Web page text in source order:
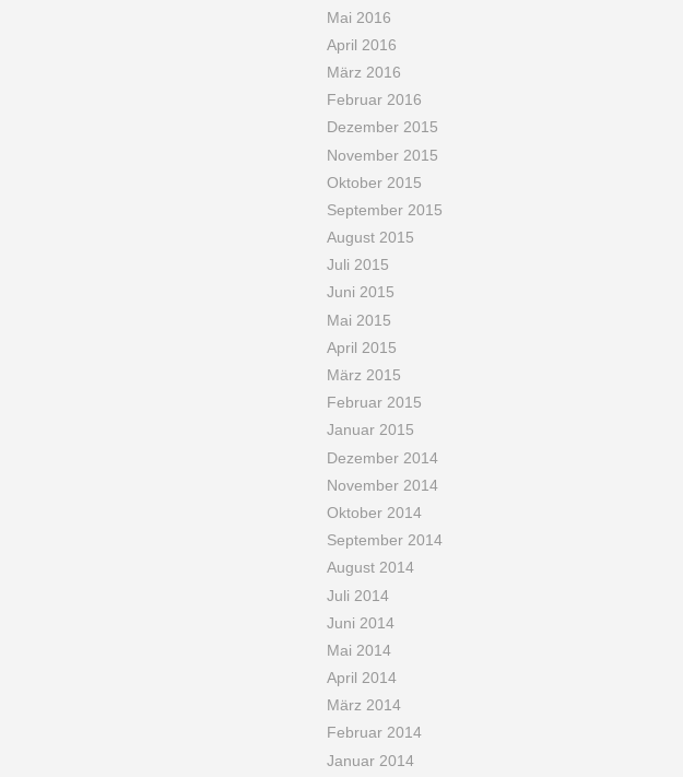
Mai 2016
April 2016
März 2016
Februar 2016
Dezember 2015
November 2015
Oktober 2015
September 2015
August 2015
Juli 2015
Juni 2015
Mai 2015
April 2015
März 2015
Februar 2015
Januar 2015
Dezember 2014
November 2014
Oktober 2014
September 2014
August 2014
Juli 2014
Juni 2014
Mai 2014
April 2014
März 2014
Februar 2014
Januar 2014